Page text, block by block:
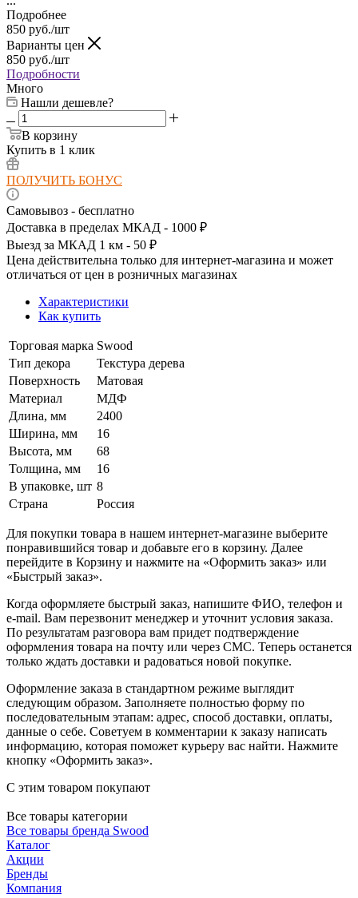
Подробнее
850 руб./шт
Варианты цен
850 руб./шт
Подробности
Много
Нашли дешевле?
В корзину
Купить в 1 клик
ПОЛУЧИТЬ БОНУС
Самовывоз - бесплатно
Доставка в пределах МКАД - 1000 ₽
Выезд за МКАД 1 км - 50 ₽
Цена действительна только для интернет-магазина и может
отличаться от цен в розничных магазинах
Характеристики
Как купить
Торговая марка Swood
Тип декора
Текстура дерева
Поверхность
Матовая
Материал
МДФ
Длина, мм
2400
Ширина, мм
16
Высота, мм
68
Толщина, мм
16
В упаковке, шт 8
Страна
Россия
Для покупки товара в нашем интернет-магазине выберите
понравившийся товар и добавьте его в корзину. Далее
перейдите в Корзину и нажмите на «Оформить заказ» или
«Быстрый заказ».
Когда оформляете быстрый заказ, напишите ФИО, телефон и
e-mail. Вам перезвонит менеджер и уточнит условия заказа.
По результатам разговора вам придет подтверждение
оформления товара на почту или через СМС. Теперь останется
только ждать доставки и радоваться новой покупке.
Оформление заказа в стандартном режиме выглядит
следующим образом. Заполняете полностью форму по
последовательным этапам: адрес, способ доставки, оплаты,
данные о себе. Советуем в комментарии к заказу написать
информацию, которая поможет курьеру вас найти. Нажмите
кнопку «Оформить заказ».
С этим товаром покупают
Все товары категории
Все товары бренда Swood
Каталог
Акции
Бренды
Компания